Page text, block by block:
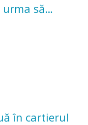
să
an
în cartierul